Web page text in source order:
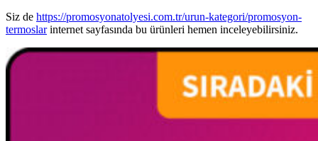
Siz de https://promosyonatolyesi.com.tr/urun-kategori/promosyon-
termoslarinternet sayfasında bu ürünleri hemen inceleyebilirsiniz.